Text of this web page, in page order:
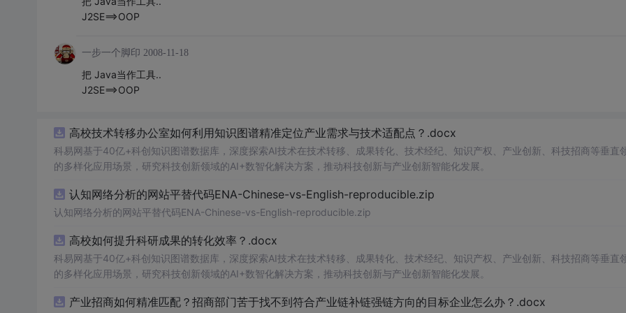
J2SE==>OOP
一步一个脚印 2008-11-18
把 Java当作工具..
J2SE==>OOP
高校技术转移办公室如何利用知识图谱精准定位产业需求与技术适配点？.docx
科易网基于40亿+科创知识图谱数据库，深度探索AI技术在技术转移、成果转化、技术经纪、知识产权、产业创新、科技招商等垂直
的多样化应用场景，研究科技创新领域的AI+数智化解决方案，推动科技创新与产业创新智能化发展。
认知网络分析的网站平替代码ENA-Chinese-vs-English-reproducible.zip
认知网络分析的网站平替代码ENA-Chinese-vs-English-reproducible.zip
高校如何提升科研成果的转化效率？.docx
科易网基于40亿+科创知识图谱数据库，深度探索AI技术在技术转移、成果转化、技术经纪、知识产权、产业创新、科技招商等垂直
的多样化应用场景，研究科技创新领域的AI+数智化解决方案，推动科技创新与产业创新智能化发展。
产业招商如何精准匹配？招商部门苦于找不到符合产业链补链强链方向的目标企业怎么办？.docx